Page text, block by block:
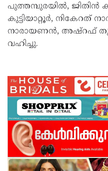
പുത്തമ്പുരയിൽ, ജിതിൻ
കുട്ടിയാറ്റൂർ, നികേറത്
നാരായണൻ, അഷ്റഫ്
വഹിച്ചു.